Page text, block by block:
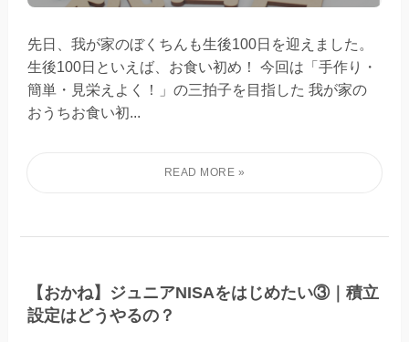
先日、我が家のぼくちんも生後100日を迎えました。
生後100日といえば、お食い初め！ 今回は「手作り・
簡単・見栄えよく！」の三拍子を目指した 我が家の
おうちお食い初...
【おかね】ジュニアNISAをはじめたい③｜積立
設定はどうやるの？